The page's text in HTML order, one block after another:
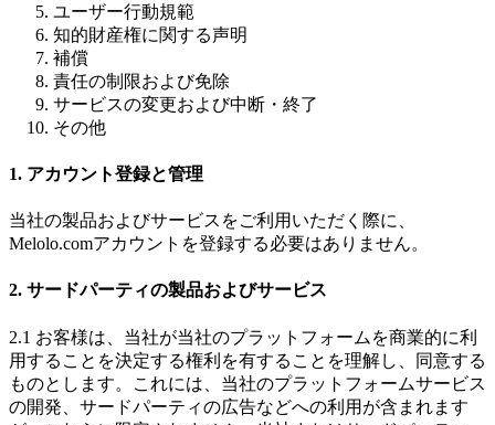
ユーザー行動規範
知的財産権に関する声明
補償
責任の制限および免除
サービスの変更および中断・終了
その他
1. アカウント登録と管理
当社の製品およびサービスをご利用いただく際に、
Melolo.comアカウントを登録する必要はありません。
2. サードパーティの製品およびサービス
2.1 お客様は、当社が当社のプラットフォームを商業的に利
用することを決定する権利を有することを理解し、同意する
ものとします。これには、当社のプラットフォームサービス
の開発、サードパーティの広告などへの利用が含まれます